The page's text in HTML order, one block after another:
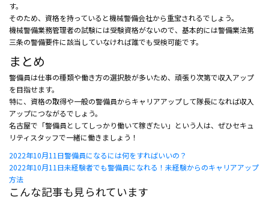
す。
そのため、資格を持っていると機械警備会社から重宝されるでしょう。
機械警備業務管理者の試験には受験資格がないので、基本的には警備業法第
三条の警備要件に該当していなければ誰でも受検可能です。
まとめ
警備員は仕事の種類や働き方の選択肢が多いため、頑張り次第で収入アップ
を目指せます。
特に、資格の取得や一般の警備員からキャリアアップして隊長になれば収入
アップにつながるでしょう。
名古屋で「警備員としてしっかり働いて稼ぎたい」という人は、ぜひセキュ
リティスタッフで一緒に働きましょう！
2022年10月11日警備員になるには何をすればいいの？
2022年10月11日未経験者でも警備員になれる！未経験からのキャリアアップ
方法
こんな記事も見られています